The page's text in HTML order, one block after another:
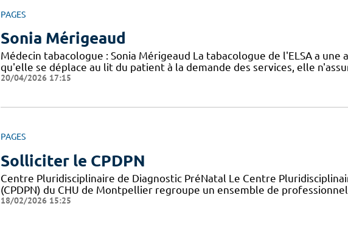
PAGES
Sonia Mérigeaud
Médecin tabacologue : Sonia Mérigeaud La tabacologue de l'ELSA a une
qu'elle se déplace au lit du patient à la demande des services, elle
20/04/2026 17:15
PAGES
Solliciter le CPDPN
Centre Pluridisciplinaire de Diagnostic PréNatal Le Centre
(CPDPN) du CHU de Montpellier regroupe un ensemble de
18/02/2026 15:25